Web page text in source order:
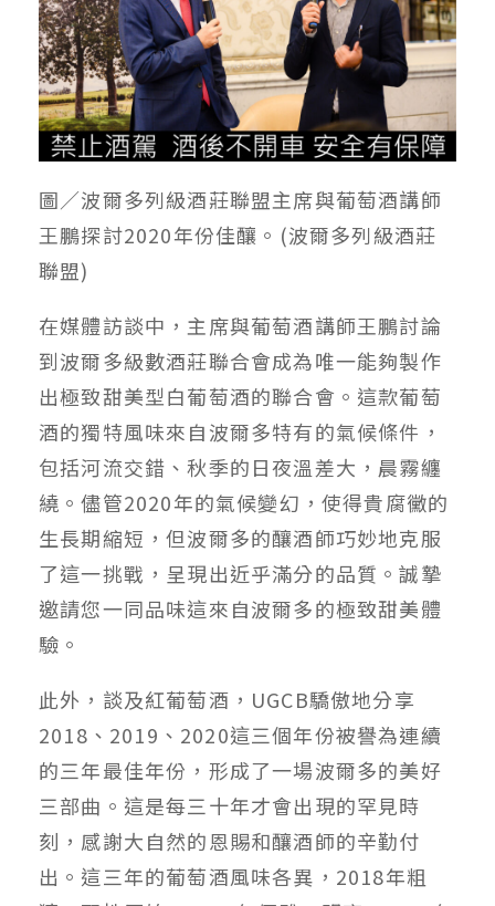
圖／波爾多列級酒莊聯盟主席與葡萄酒講師
王鵬探討2020年份佳釀。(波爾多列級酒莊
聯盟)
在媒體訪談中，主席與葡萄酒講師王鵬討論
到波爾多級數酒莊聯合會成為唯一能夠製作
出極致甜美型白葡萄酒的聯合會。這款葡萄
酒的獨特風味來自波爾多特有的氣候條件，
包括河流交錯、秋季的日夜溫差大，晨霧纏
繞。儘管2020年的氣候變幻，使得貴腐黴的
生長期縮短，但波爾多的釀酒師巧妙地克服
了這一挑戰，呈現出近乎滿分的品質。誠摯
邀請您一同品味這來自波爾多的極致甜美體
驗。
此外，談及紅葡萄酒，UGCB驕傲地分享
2018、2019、2020這三個年份被譽為連續
的三年最佳年份，形成了一場波爾多的美好
三部曲。這是每三十年才會出現的罕見時
刻，感謝大自然的恩賜和釀酒師的辛勤付
出。這三年的葡萄酒風味各異，2018年粗